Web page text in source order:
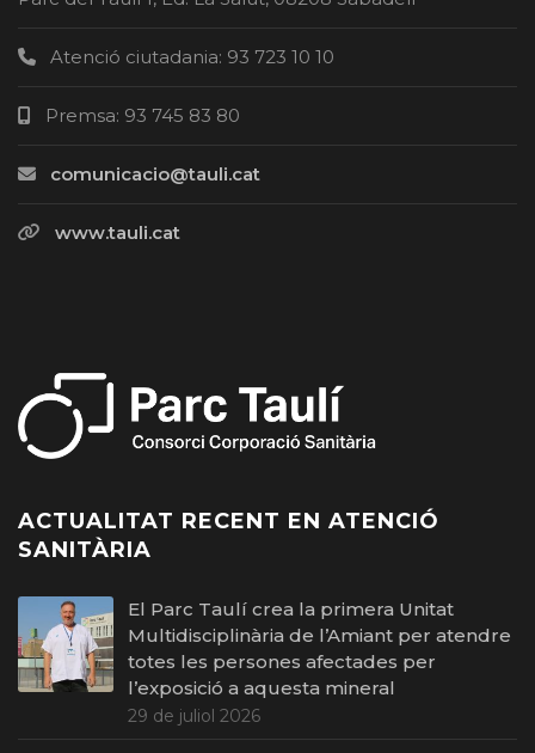
Atenció ciutadania: 93 723 10 10
Premsa: 93 745 83 80
comunicacio@tauli.cat
www.tauli.cat
ACTUALITAT RECENT EN ATENCIÓ
SANITÀRIA
El Parc Taulí crea la primera Unitat
Multidisciplinària de l’Amiant per atendre
totes les persones afectades per
l’exposició a aquesta mineral
29 de juliol 2026